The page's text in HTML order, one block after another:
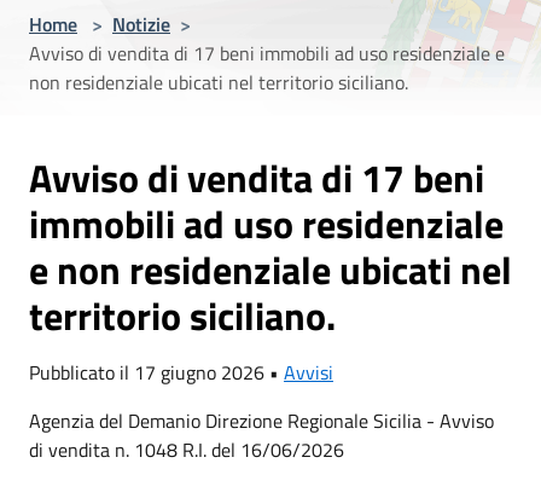
Home > Notizie >
Avviso di vendita di 17 beni immobili ad uso residenziale e
non residenziale ubicati nel territorio siciliano.
Avviso di vendita di 17 beni
immobili ad uso residenziale
e non residenziale ubicati nel
territorio siciliano.
Pubblicato il 17 giugno 2026 • Avvisi
Agenzia del Demanio Direzione Regionale Sicilia - Avviso
di vendita n. 1048 R.I. del 16/06/2026